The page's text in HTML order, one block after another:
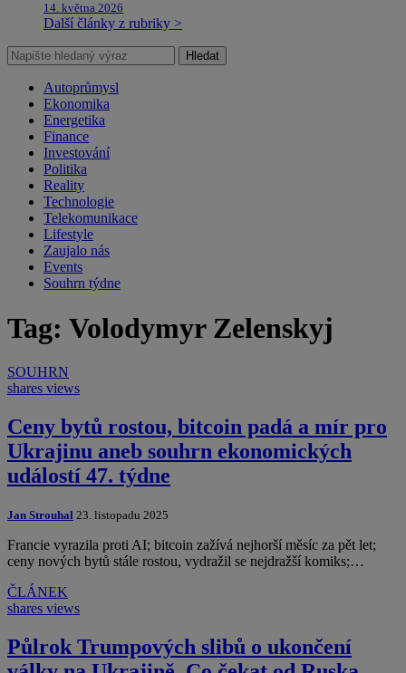
14. května 2026
Další články z rubriky >
Hledat
Autoprůmysl
Ekonomika
Energetika
Finance
Investování
Politika
Reality
Technologie
Telekomunikace
Lifestyle
Zaujalo nás
Events
Souhrn týdne
Tag: Volodymyr Zelenskyj
SOUHRN
shares views
Ceny bytů rostou, bitcoin padá a mír pro
Ukrajinu aneb souhrn ekonomických
událostí 47. týdne
Jan Strouhal 23. listopadu 2025
Francie vyrazila proti AI; bitcoin zažívá nejhorší měsíc za pět let;
ceny nových bytů stále rostou, vydražil se nejdražší komiks;…
ČLÁNEK
shares views
Půlrok Trumpových slibů o ukončení